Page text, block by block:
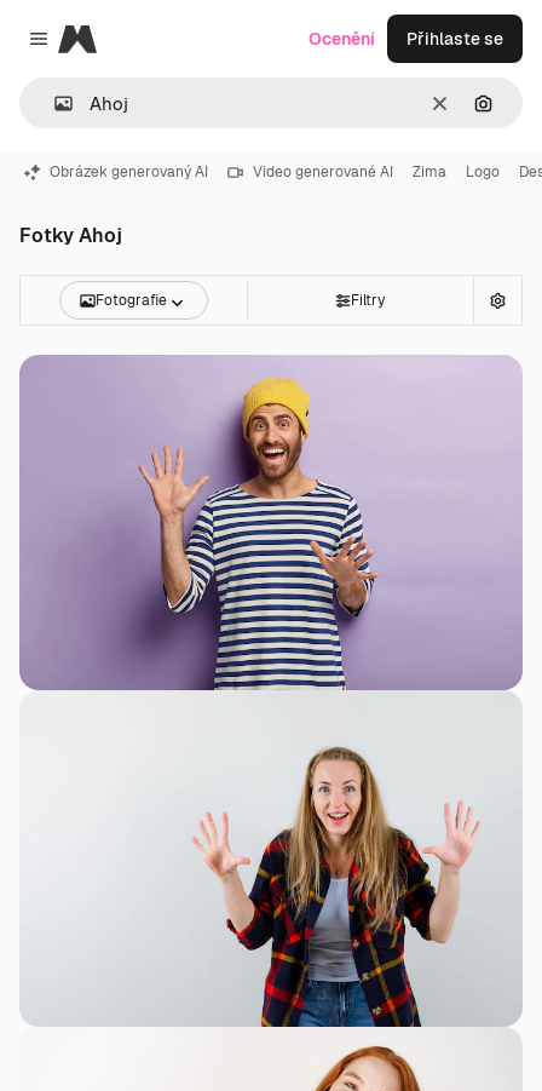
Close menu
Magnific
ZrušitHledat
Ocenění Přihlaste se
Obrázek generovaný AI Video generované AI Zima Logo
Fotky Ahoj
Fotografie Filtry